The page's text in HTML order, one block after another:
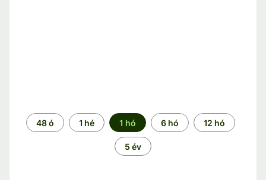
Időszak
48 ó 1 hé 1 hó 6 hó 12 hó
5 év